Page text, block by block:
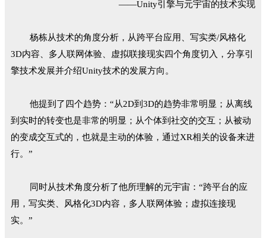
——Unity引擎与元宇宙的技术实现
杨栋从技术的角度分析，从跨平台应用、写实类/风格化
3D内容、多人联网体验、虚拟联接现实四个角度切入，分享引
擎技术发展并介绍Unity技术的发展方向。
他提到了四个趋势：“从2D到3D的趋势非常明显；从离线
到实时的转变也是非常的明显；从个体到社交的交互；从被动
的变成交互式的，也就是主动的体验，通过XR相关的设备来进
行。”
同时从技术角度分析了他所理解的元宇宙：“跨平台的应
用，写实类、风格化3D内容，多人联网体验；虚拟连接现
实。”